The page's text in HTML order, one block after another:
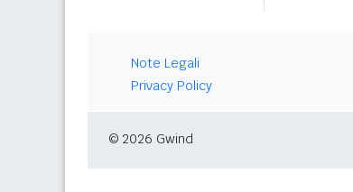
Note Legali
Privacy Policy
© 2026 Gwind